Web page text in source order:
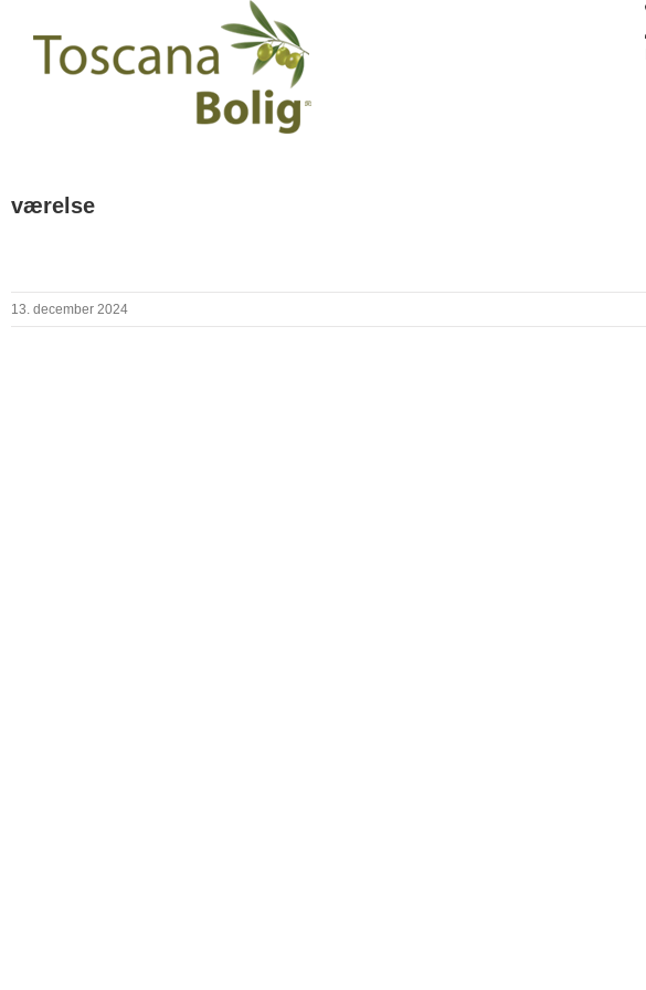
værelse
13. december 2024